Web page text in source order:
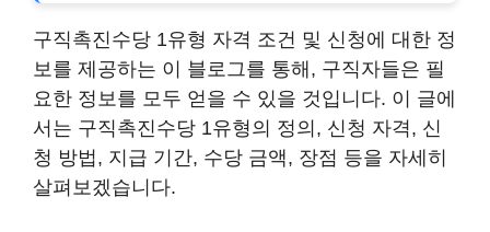
구직촉진수당 1유형 자격 조건 및 신청에 대한 정
보를 제공하는 이 블로그를 통해, 구직자들은 필
요한 정보를 모두 얻을 수 있을 것입니다. 이 글에
서는 구직촉진수당 1유형의 정의, 신청 자격, 신
청 방법, 지급 기간, 수당 금액, 장점 등을 자세히
살펴보겠습니다.